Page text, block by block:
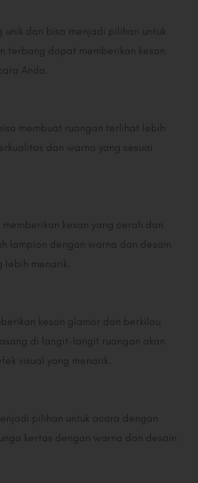
dan bisa menjadi pilihan untuk
terbang dapat memberikan kesan
Anda.
membuat ruangan terlihat lebih
dan warna yang sesuai
kesan yang cerah dan
lampion dengan warna dan desain
lebih menarik.
kesan glamor dan berkilau
di langit-langit ruangan akan
visual yang menarik.
pilihan untuk acara dengan
kertas dengan warna dan desain